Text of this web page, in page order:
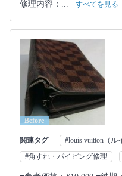
修理内容：...
すべてを見る
Before
関連タグ #louis vuitton（ル
#角すれ・パイピング修理